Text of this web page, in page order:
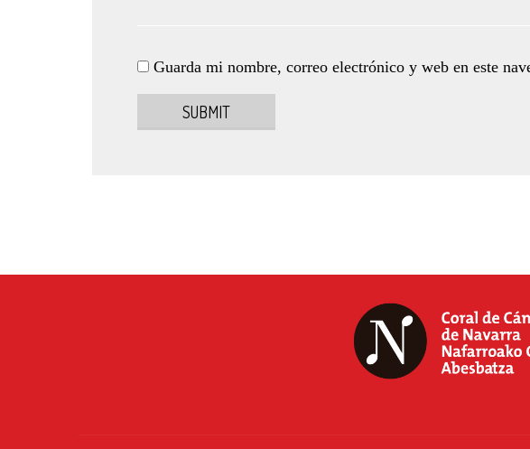
Guarda mi nombre, correo electrónico y web en este